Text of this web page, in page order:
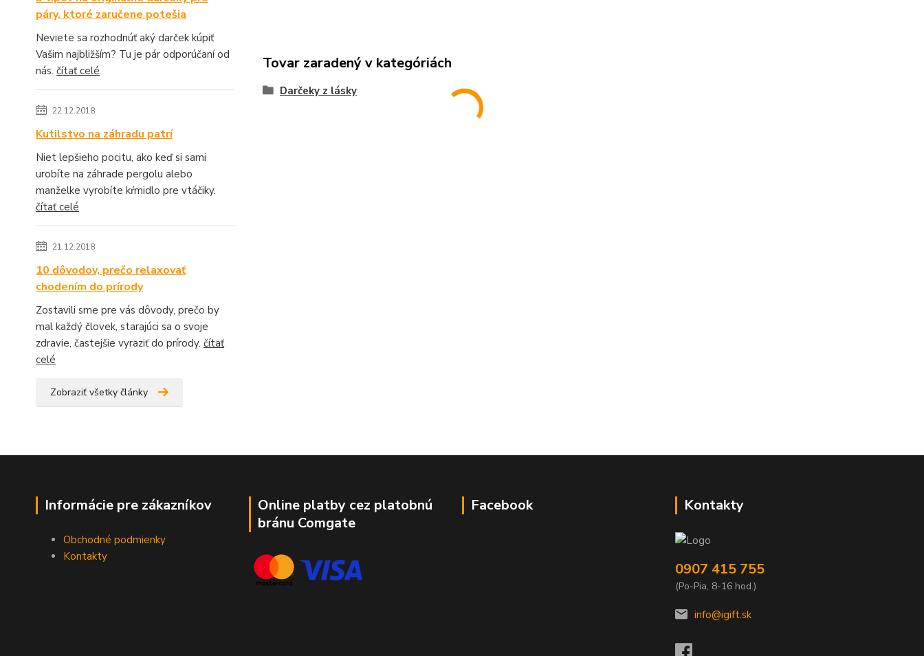
páry, ktoré zaručene potešia
Neviete sa rozhodnúť aký darček kúpiť
Vašim najbližším? Tu je pár odporúčaní od
nás. čítať celé
22.12.2018
Kutilstvo na záhradu patrí
Niet lepšieho pocitu, ako keď si sami
urobíte na záhrade pergolu alebo
manželke vyrobíte kŕmidlo pre vtáčiky.
čítať celé
21.12.2018
10 dôvodov, prečo relaxovať
chodením do prírody
Zostavili sme pre vás dôvody, prečo by
mal každý človek, starajúci sa o svoje
zdravie, častejšie vyraziť do prírody. čítať
celé
Zobraziť všetky články
Tovar zaradený v kategóriách
Darčeky z lásky
Informácie pre zákazníkov
Obchodné podmienky
Kontakty
Online platby cez platobnú
bránu Comgate
Facebook Kontakty
0907 415 755
(Po-Pia, 8-16 hod.)
info@igift.sk